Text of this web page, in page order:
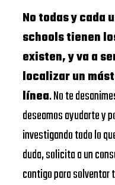
No todas y cada
schools tienen
existen, y va a
localizar un
línea. No te
deseamos ayudarte y
investigando todo lo
duda, solicita a un
contigo para solventar